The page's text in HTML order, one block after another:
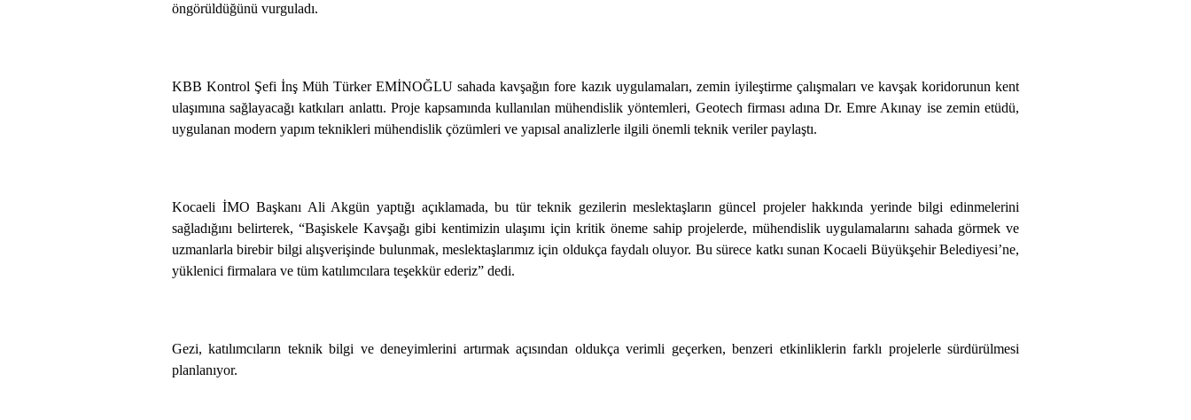
öngörüldüğünü vurguladı.
KBB Kontrol Şefi İnş Müh Türker EMİNOĞLU sahada kavşağın fore kazık uygulamaları, zemin iyileştirme çalışmaları ve kavşak koridorunun kent
ulaşımına sağlayacağı katkıları anlattı. Proje kapsamında kullanılan mühendislik yöntemleri, Geotech firması adına Dr. Emre Akınay ise zemin etüdü,
uygulanan modern yapım teknikleri mühendislik çözümleri ve yapısal analizlerle ilgili önemli teknik veriler paylaştı.
Kocaeli İMO Başkanı Ali Akgün yaptığı açıklamada, bu tür teknik gezilerin meslektaşların güncel projeler hakkında yerinde bilgi edinmelerini
sağladığını belirterek, “Başiskele Kavşağı gibi kentimizin ulaşımı için kritik öneme sahip projelerde, mühendislik uygulamalarını sahada görmek ve
uzmanlarla birebir bilgi alışverişinde bulunmak, meslektaşlarımız için oldukça faydalı oluyor. Bu sürece katkı sunan Kocaeli Büyükşehir Belediyesi’ne,
yüklenici firmalara ve tüm katılımcılara teşekkür ederiz” dedi.
Gezi, katılımcıların teknik bilgi ve deneyimlerini artırmak açısından oldukça verimli geçerken, benzeri etkinliklerin farklı projelerle sürdürülmesi
planlanıyor.